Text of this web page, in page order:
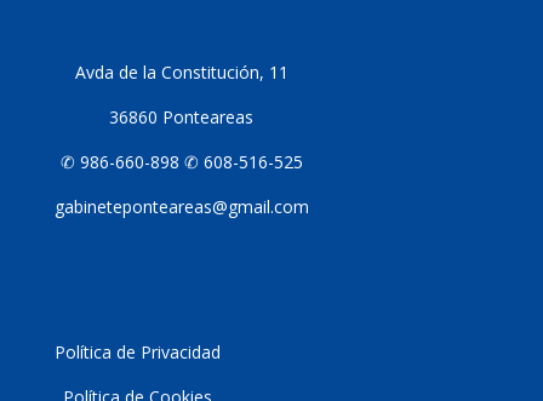
Avda de la Constitución, 11
36860 Ponteareas
✆ 986-660-898 ✆ 608-516-525
gabineteponteareas@gmail.com
Política de Privacidad